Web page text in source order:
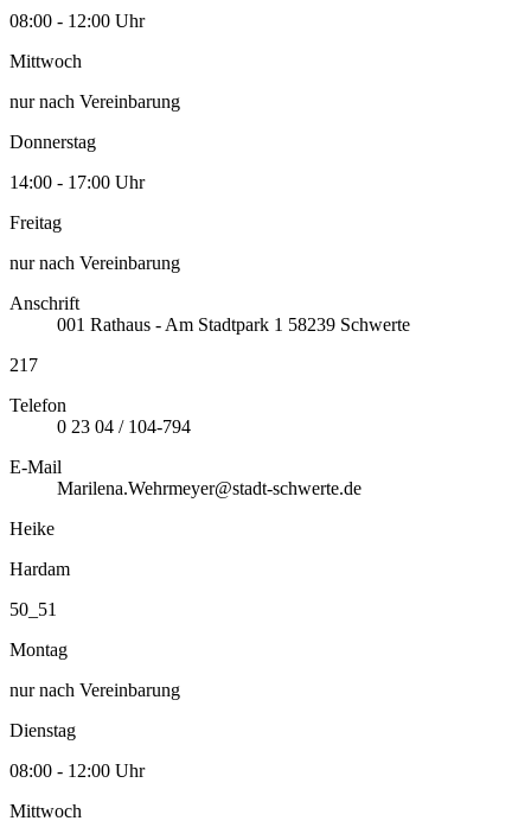
08:00 - 12:00 Uhr
Mittwoch
nur nach Vereinbarung
Donnerstag
14:00 - 17:00 Uhr
Freitag
nur nach Vereinbarung
Anschrift
001 Rathaus - Am Stadtpark 1 58239 Schwerte
217
Telefon
0 23 04 / 104-794
E-Mail
Marilena.Wehrmeyer@stadt-schwerte.de
Heike
Hardam
50_51
Montag
nur nach Vereinbarung
Dienstag
08:00 - 12:00 Uhr
Mittwoch